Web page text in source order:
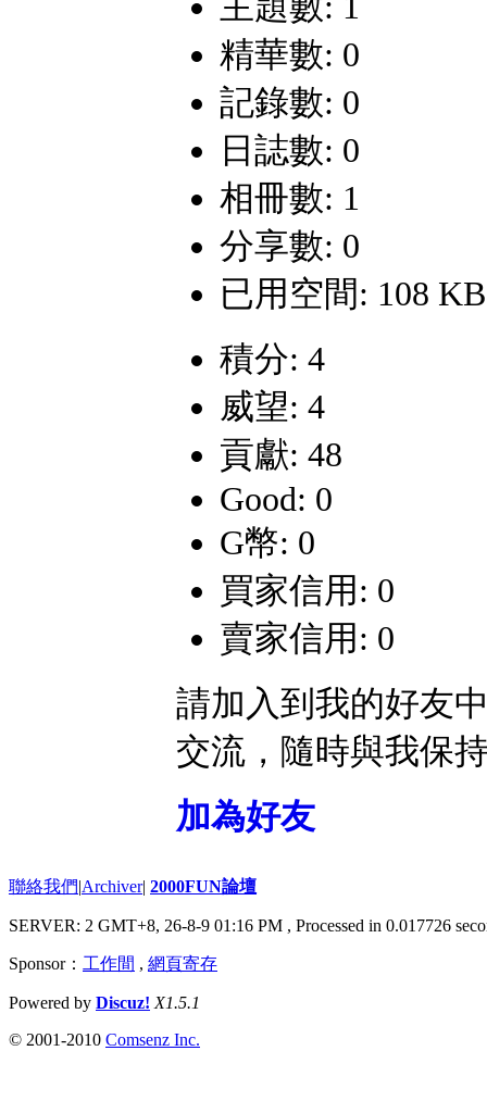
精華數: 0
記錄數: 0
日誌數: 0
相冊數: 1
分享數: 0
已用空間: 108 KB
積分: 4
威望: 4
貢獻: 48
Good: 0
G幣: 0
買家信用: 0
賣家信用: 0
請加入到我的好友
交流，隨時與我保
加為好友
聯絡我們|Archiver| 2000FUN論壇
SERVER: 2 GMT+8, 26-8-9 01:16 PM , Processed in 0.017726
Sponsor： 工作間 , 網頁寄存
Powered by Discuz! X1.5.1
© 2001-2010 Comsenz Inc.